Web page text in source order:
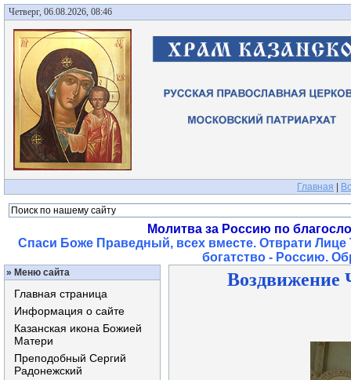
Четверг, 06.08.2026, 08:46
Главная
Молитва за Россию по
Спаси Боже Праведный, всех вместе. Отврати
богатство - Россию.
» Меню сайта
Главная страница
Информация о сайте
Казанская икона Божией
Матери
Преподобный Сергий
Радонежский
Воздвижение